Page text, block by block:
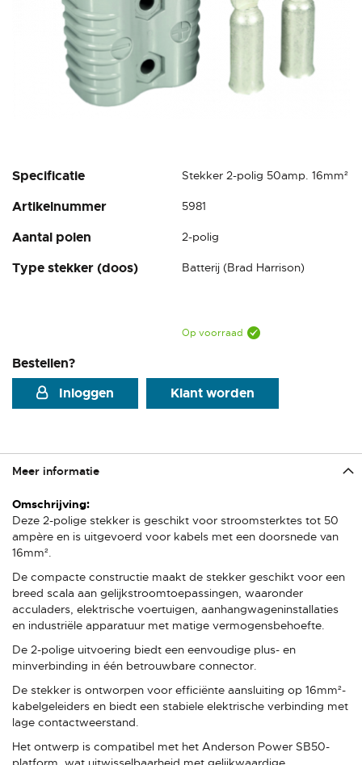
Specificatie Stekker 2-polig 50amp. 16mm²
Artikelnummer 5981
Aantal polen 2-polig
Type stekker (doos) Batterij (Brad Harrison)
Op voorraad
Bestellen?
Inloggen
Klant worden
Ga
het
van
afbeeldingen-
Meer informatie
Meer
informatie
Deze 2-polige stekker is geschikt voor stroomsterktes tot 50
ampère en is uitgevoerd voor kabels met een doorsnede van
16mm².
De compacte constructie maakt de stekker geschikt voor een
breed scala aan gelijkstroomtoepassingen, waaronder
acculaders, elektrische voertuigen, aanhangwageninstallaties
en industriële apparatuur met matige vermogensbehoefte.
De 2-polige uitvoering biedt een eenvoudige plus- en
minverbinding in één betrouwbare connector.
De stekker is ontworpen voor efficiënte aansluiting op 16mm²-
kabelgeleiders en biedt een stabiele elektrische verbinding met
lage contactweerstand.
Het ontwerp is compatibel met het Anderson Power SB50-